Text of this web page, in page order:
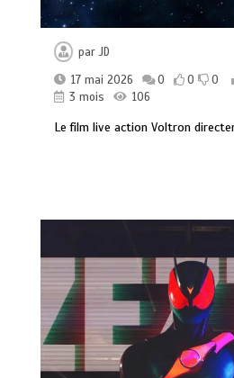
parJD
17 mai 2026
0 0 0
3 mois
106
Le film live action Voltron